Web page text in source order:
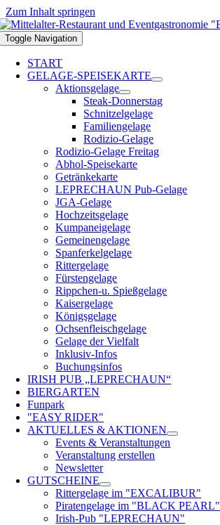
Zum Inhalt springen
Toggle Navigation
START
GELAGE-SPEISEKARTE
Aktionsgelage
Steak-Donnerstag
Schnitzelgelage
Familiengelage
Rodizio-Gelage
Rodizio-Gelage Freitag
Abhol-Speisekarte
Getränkekarte
LEPRECHAUN Pub-Gelage
JGA-Gelage
Hochzeitsgelage
Kumpaneigelage
Gemeinengelage
Spanferkelgelage
Rittergelage
Fürstengelage
Rippchen-u. Spießgelage
Kaisergelage
Königsgelage
Ochsenfleischgelage
Gelage der Vielfalt
Inklusiv-Infos
Buchungsinfos
IRISH PUB „LEPRECHAUN“
BIERGARTEN
Funpark
"EASY RIDER"
AKTUELLES & AKTIONEN
Events & Veranstaltungen
Veranstaltung erstellen
Newsletter
GUTSCHEINE
Rittergelage im "EXCALIBUR"
Piratengelage im "BLACK PEARL"
Irish-Pub "LEPRECHAUN"